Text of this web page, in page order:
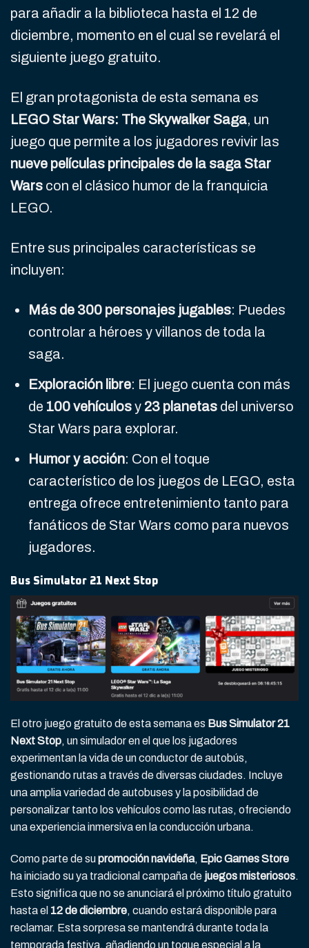
para añadir a la biblioteca hasta el 12 de
diciembre, momento en el cual se revelará el
siguiente juego gratuito.
El gran protagonista de esta semana es
LEGO Star Wars: The Skywalker Saga, un
juego que permite a los jugadores revivir las
nueve películas principales de la saga Star
Wars con el clásico humor de la franquicia
LEGO.
Entre sus principales características se
incluyen:
Más de 300 personajes jugables: Puedes
controlar a héroes y villanos de toda la
saga.
Exploración libre: El juego cuenta con más
de 100 vehículosy 23 planetas del universo
Star Wars para explorar.
Humor y acción: Con el toque
característico de los juegos de LEGO, esta
entrega ofrece entretenimiento tanto para
fanáticos de Star Wars como para nuevos
jugadores.
Bus Simulator 21 Next Stop
El otro juego gratuito de esta semana es Bus Simulator 21
Next Stop, un simulador en el que los jugadores
experimentan la vida de un conductor de autobús,
gestionando rutas a través de diversas ciudades. Incluye
una amplia variedad de autobuses y la posibilidad de
personalizar tanto los vehículos como las rutas, ofreciendo
una experiencia inmersiva en la conducción urbana.
Como parte de supromoción navideña, Epic Games Store
ha iniciado su ya tradicional campaña de juegos misteriosos.
Esto significa que no se anunciará el próximo título gratuito
hasta el 12 de diciembre, cuando estará disponible para
reclamar. Esta sorpresa se mantendrá durante toda la
temporada festiva, añadiendo un toque especial a la